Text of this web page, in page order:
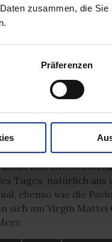
zusammen, die
Präferenzen
Meer am
in der Nähe von
von April bis
und
Tages, natürlich aus
ebenso wie die
sich am Virgin Mattei